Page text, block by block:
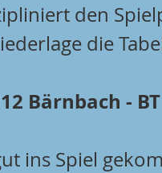
den
die
Bärnbach -
ins Spiel